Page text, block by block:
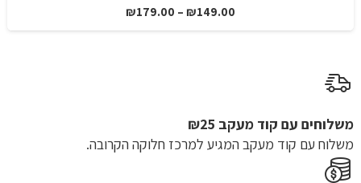
₪149.00
–
₪179.00
מחירים:
משלוחים עם קוד מעקב ₪25
משלוח​ עם קוד מעקב המגיע למרכז חלוקה הקרובה.